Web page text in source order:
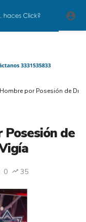
por Posesión de
de
0 35